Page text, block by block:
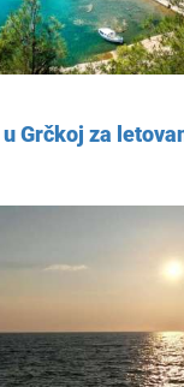
Grčkoj za